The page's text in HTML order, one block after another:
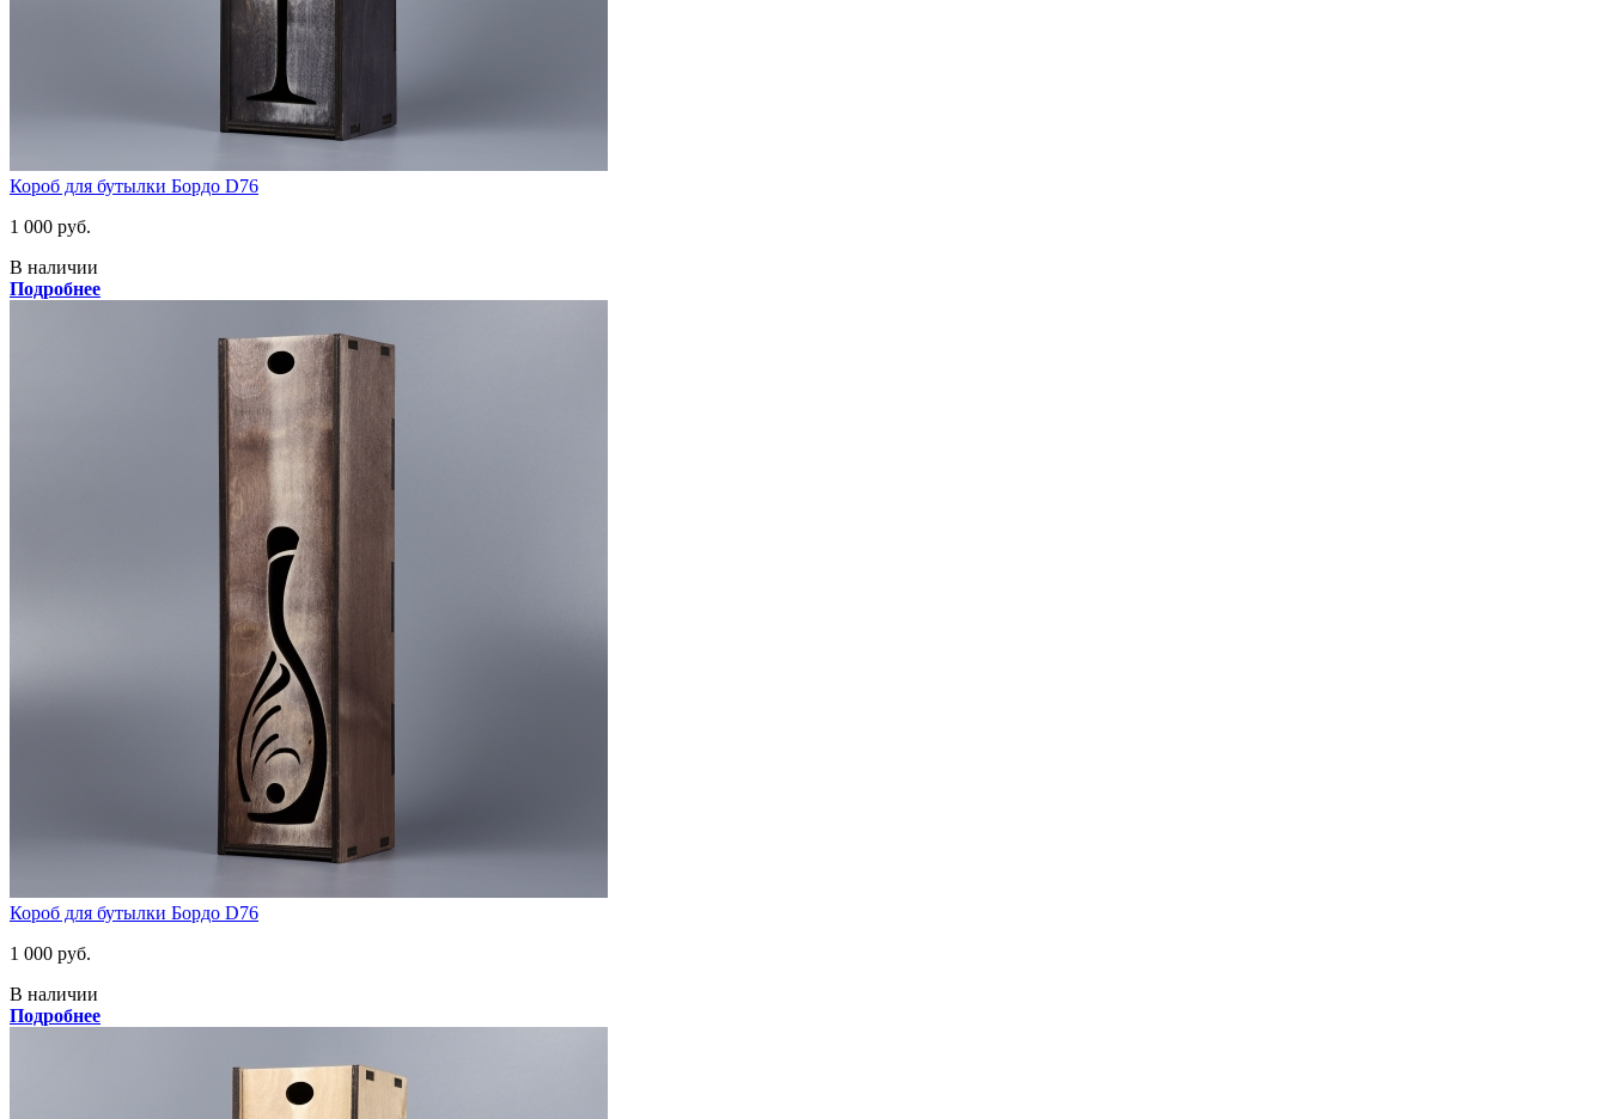
Короб для бутылки Бордо D76
1 000 руб.
В наличии
Подробнее
Короб для бутылки Бордо D76
1 000 руб.
В наличии
Подробнее